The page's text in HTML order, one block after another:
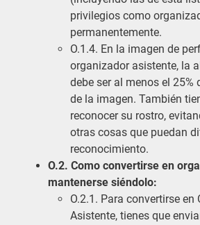
privilegios como
permanentemente.
O.1.4. En la imagen de
organizador asistente, la
debe ser al menos el 25%
de la imagen. También
reconocer su rostro,
otras cosas que puedan
reconocimiento.
O.2. Como convertirse en
mantenerse siéndolo:
O.2.1. Para convertirse en
Asistente, tienes que